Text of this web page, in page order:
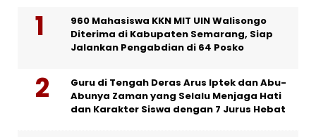
960 Mahasiswa KKN MIT UIN Walisongo
Diterima di Kabupaten Semarang, Siap
Jalankan Pengabdian di 64 Posko
Guru di Tengah Deras Arus Iptek dan Abu-
Abunya Zaman yang Selalu Menjaga Hati
dan Karakter Siswa dengan 7 Jurus Hebat